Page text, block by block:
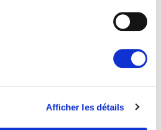
Afficher les détails
DE L'ACCÈS AUX